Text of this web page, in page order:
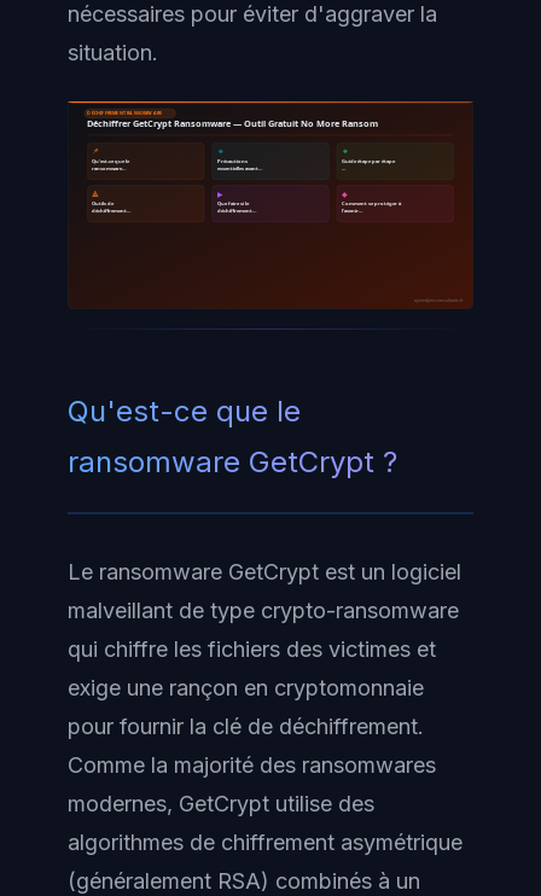
nécessaires pour éviter d'aggraver la
situation.
DÉCHIFFREMENT RANSOMWARE
Déchiffrer GetCrypt Ransomware — Outil Gratuit No More Ransom
📌
Qu'est-ce que le
ransomware…
🔹
Précautions
essentielles avant…
🔸
Guide étape par étape
🔺
Outils de
déchiffrement…
▶
Que faire si le
déchiffrement…
◆
Comment se protéger à
l'avenir…
ayinedjimi-consultants.fr
Qu'est-ce que le
ransomware GetCrypt ?
Le ransomware GetCrypt est un logiciel
malveillant de type crypto-ransomware
qui chiffre les fichiers des victimes et
exige une rançon en cryptomonnaie
pour fournir la clé de déchiffrement.
Comme la majorité des ransomwares
modernes, GetCrypt utilise des
algorithmes de chiffrement asymétrique
(généralement RSA) combinés à un